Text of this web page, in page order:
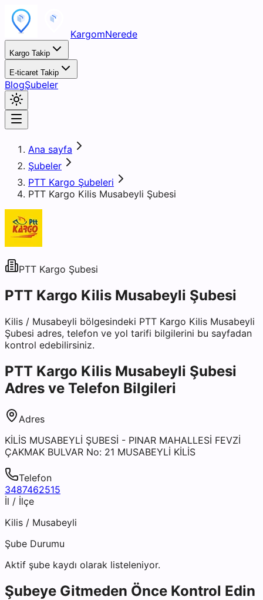
KargomNerede
Kargo Takip
E-ticaret Takip
BlogŞubeler
Ana sayfa
Şubeler
PTT Kargo Şubeleri
PTT Kargo Kilis Musabeyli Şubesi
PTT Kargo Şubesi
PTT Kargo Kilis Musabeyli Şubesi
Kilis / Musabeyli bölgesindeki PTT Kargo Kilis Musabeyli
Şubesi adres, telefon ve yol tarifi bilgilerini bu sayfadan
kontrol edebilirsiniz.
PTT Kargo Kilis Musabeyli Şubesi
Adres ve Telefon Bilgileri
Adres
KİLİS MUSABEYLİ ŞUBESİ - PINAR MAHALLESİ FEVZİ
ÇAKMAK BULVAR No: 21 MUSABEYLİ KİLİS
Telefon
3487462515
İl / İlçe
Kilis / Musabeyli
Şube Durumu
Aktif şube kaydı olarak listeleniyor.
Şubeye Gitmeden Önce Kontrol Edin